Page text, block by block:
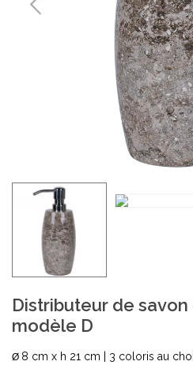
Distributeur de
modèle D
Ø 8 cm x h 21 cm | 3 coloris au